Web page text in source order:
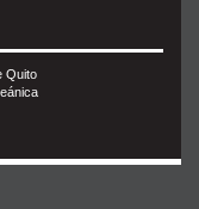
Quito